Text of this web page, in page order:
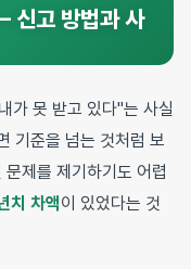
신고 방법과 사
가 못 받고 있다"는 사실
기준을 넘는 것처럼 보
제를 제기하기도 어렵
치 차액이 있었다는 것